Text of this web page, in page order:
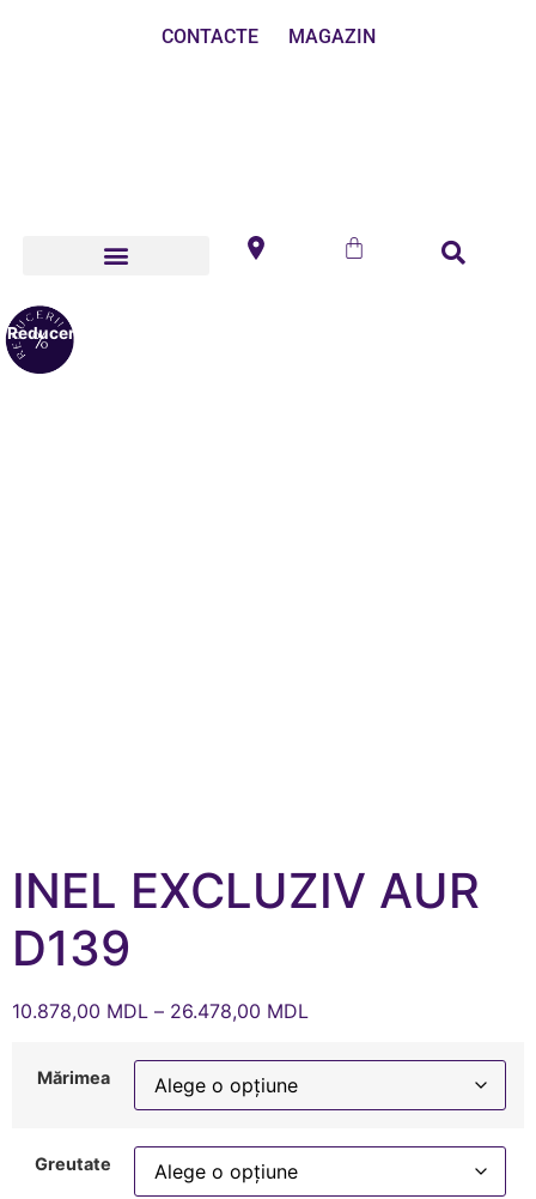
CONTACTE MAGAZIN
Reduceri!
INEL EXCLUZIV AUR
D139
10.878,00 MDL – 26.478,00 MDL
Mărimea
Greutate